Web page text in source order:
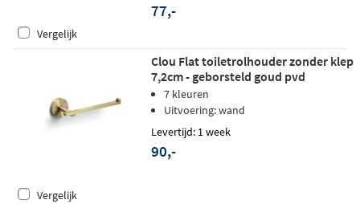
77,-
Vergelijk
Clou Flat toiletrolhouder zonder klep
7,2cm - geborsteld goud pvd
7 kleuren
Uitvoering: wand
Levertijd: 1 week
90,-
Vergelijk